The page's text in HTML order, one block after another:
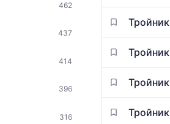
462
437
414
396
316
данным
прайс-
листов
последний
месяц.
Статистика
на
металлопрокат
ГОСТ,
размеров
запросу
Тройник
Тройник
Тройник
Тройник